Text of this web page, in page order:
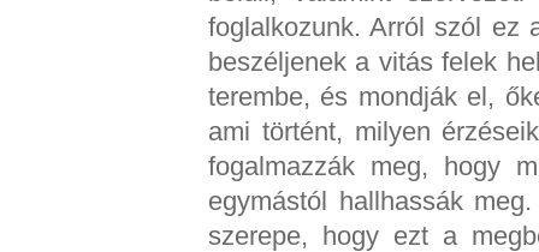
foglalkozunk. Arról szól ez
beszéljenek a vitás felek
terembe, és mondják el,
ami történt, milyen
fogalmazzák meg, hogy
egymástól hallhassák
szerepe, hogy ezt a